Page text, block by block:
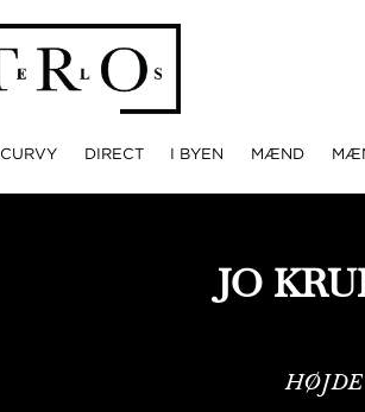
CURVY DIRECT I BYEN MÆND
JO
HØJDE